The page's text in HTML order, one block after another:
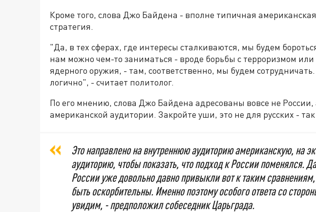
Кроме того, слова Джо Байдена - вполне типичная
стратегия.
"Да, в тех сферах, где интересы сталкиваются, мы будем
нам можно чем-то заниматься - вроде борьбы с терроризмом
ядерного оружия, - там, соответственно, мы будем
логично", - считает политолог.
По его мнению, слова Джо Байдена адресованы вовсе не России,
американской аудитории. Закройте уши, это не для русских -
Это направлено на внутреннюю аудиторию американскую, на
аудиторию, чтобы показать, что подход к России поменялся.
России уже довольно давно привыкли вот к таким
быть оскорбительны. Именно поэтому особого ответа со
увидим, - предположил собеседник Царьграда.